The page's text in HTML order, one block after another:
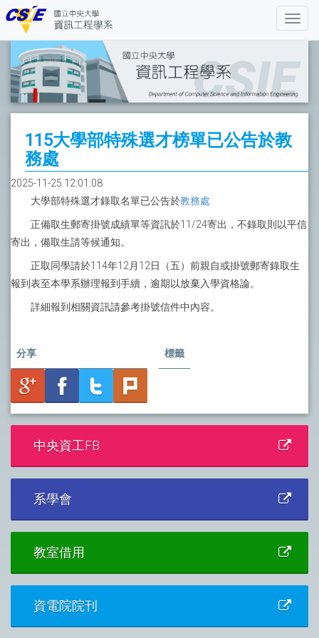
115大學部特殊選才榜單已公告於教
務處
2025-11-25 12:01:08
大學部特殊選才錄取名單已公告於教務處
正備取生郵寄掛號成績單等資訊於11/24寄出，不錄取則以平信
寄出，備取生請等候通知。
正取同學請於114年12月12日（五）前親自或掛號郵寄錄取生
報到表至本學系辦理報到手續，逾期以放棄入學資格論。
詳細報到相關資訊請參考掛號信件中內容。
分享 標籤
中央資工FB
系學會
教室借用
資電院院刊